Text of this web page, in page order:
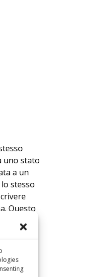
uno stato
a un
stesso
Questo
Un